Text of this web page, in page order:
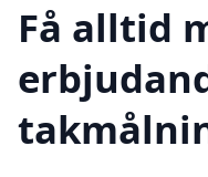
Få alltid